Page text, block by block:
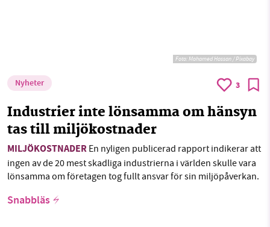
Foto:Mohamed Hassan / Pixabay
Nyheter 3
Industrier inte lönsamma om hänsyn
tas till miljökostnader
MILJÖKOSTNADER En nyligen publicerad rapport indikerar att
ingen av de 20 mest skadliga industrierna i världen skulle vara
lönsamma om företagen tog fullt ansvar för sin miljöpåverkan.
Snabbläs